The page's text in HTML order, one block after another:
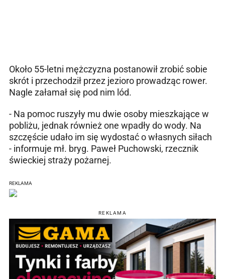
Około 55-letni mężczyzna postanowił zrobić sobie
skrót i przechodził przez jezioro prowadząc rower.
Nagle załamał się pod nim lód.
- Na pomoc ruszyły mu dwie osoby mieszkające w
pobliżu, jednak również one wpadły do wody. Na
szczęście udało im się wydostać o własnych siłach
- informuje mł. bryg. Paweł Puchowski, rzecznik
świeckiej straży pożarnej.
REKLAMA
REKLAMA